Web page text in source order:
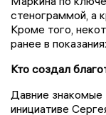
стенограммой, а
Кроме того,
ранее в
Кто создал
Давние знакомые
инициативе